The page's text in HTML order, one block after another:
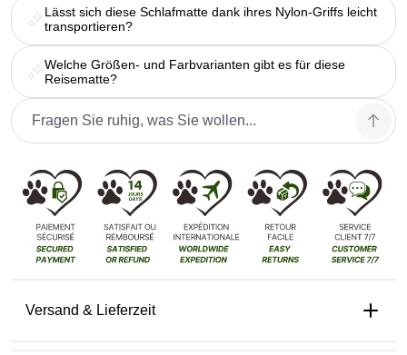
Lässt sich diese Schlafmatte dank ihres Nylon-Griffs leicht
transportieren?
Welche Größen- und Farbvarianten gibt es für diese
Reisematte?
Versand & Lieferzeit